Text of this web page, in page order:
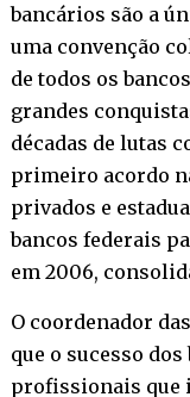
bancários são a
uma convenção
de todos os
grandes
décadas de lutas
primeiro acordo
privados e
bancos federais
em 2006,
O coordenador
que o sucesso dos
profissionais que